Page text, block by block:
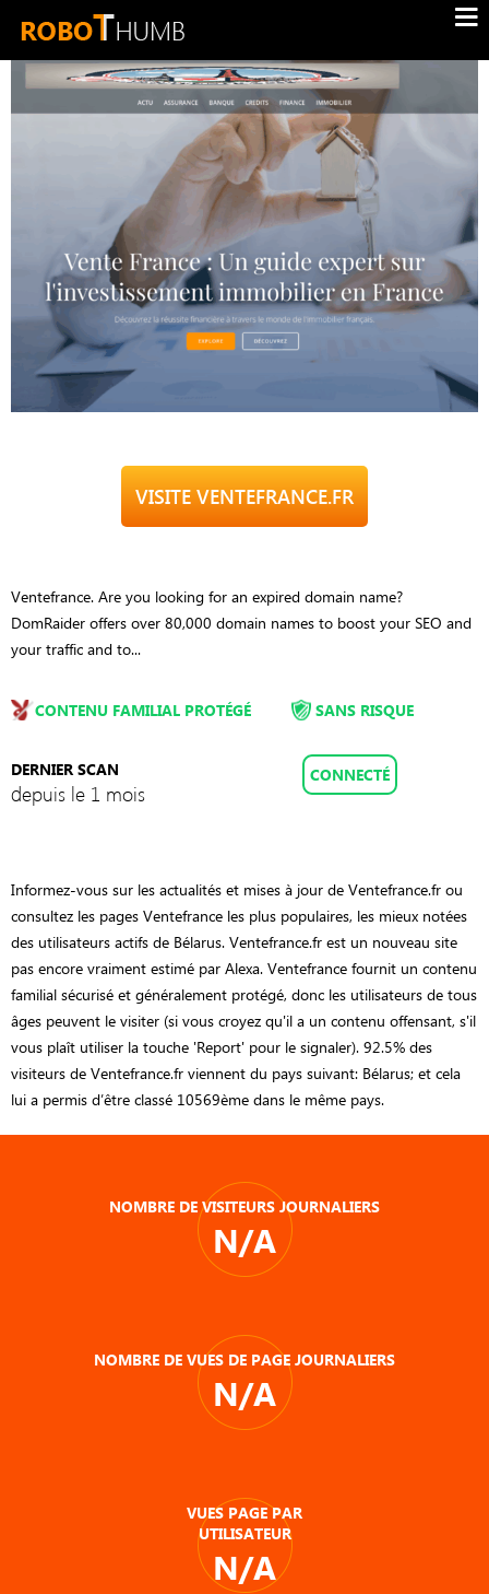
VISITE VENTEFRANCE.FR
Ventefrance. Are you looking for an expired domain name?
DomRaider offers over 80,000 domain names to boost your SEO and
your traffic and to...
CONTENU FAMILIAL PROTÉGÉ
DERNIER SCAN
depuis le 1 mois
SANS RISQUE
CONNECTÉ
Informez-vous sur les actualités et mises à jour de Ventefrance.fr ou
consultez les pages Ventefrance les plus populaires, les mieux notées
des utilisateurs actifs de Bélarus. Ventefrance.fr est un nouveau site
pas encore vraiment estimé par Alexa. Ventefrance fournit un contenu
familial sécurisé et généralement protégé, donc les utilisateurs de tous
âges peuvent le visiter (si vous croyez qu'il a un contenu offensant, s'il
vous plaît utiliser la touche 'Report' pour le signaler). 92.5% des
visiteurs de Ventefrance.fr viennent du pays suivant: Bélarus; et cela
lui a permis d’être classé 10569ème dans le même pays.
NOMBRE DE VISITEURS JOURNALIERS
N/A
NOMBRE DE VUES DE PAGE JOURNALIERS
N/A
VUES PAGE PAR
UTILISATEUR
N/A